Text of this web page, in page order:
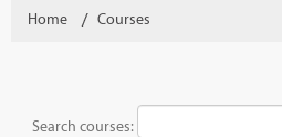
Home → Courses
Search courses: